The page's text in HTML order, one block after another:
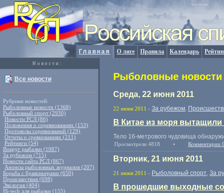
Главная О лиге Правила Календарь
Новости:
Все новости
Рубрики новостей:
Рыболовные новости (1368)
Рыболовный спорт (2930)
Новости РСЛ (86)
Положения о соревнованиях (153)
Протоколы соревнований (129)
Отчеты о сревнованиях (211)
Рейтинги (54)
Вокруг рыбалки (1087)
За рубежом (715)
Новости сайта РСЛ (867)
Анонсы рыболовных журналов (207)
Борьба с браконьерами (650)
Происшествия (698)
Экология (404)
Hi-tech для рыбалки (155)
Рыболовные новости
Среда, 22 июня 2011
22 июня 2011 - За рубежом
В Китае из моря вытащили
Тело 16-метрового чудовища
Просмотрели 4818 • Комментарии 0
Вторник, 21 июня 2011
21 июня 2011 - Рыболовный спорт За
В прошедшие выходные